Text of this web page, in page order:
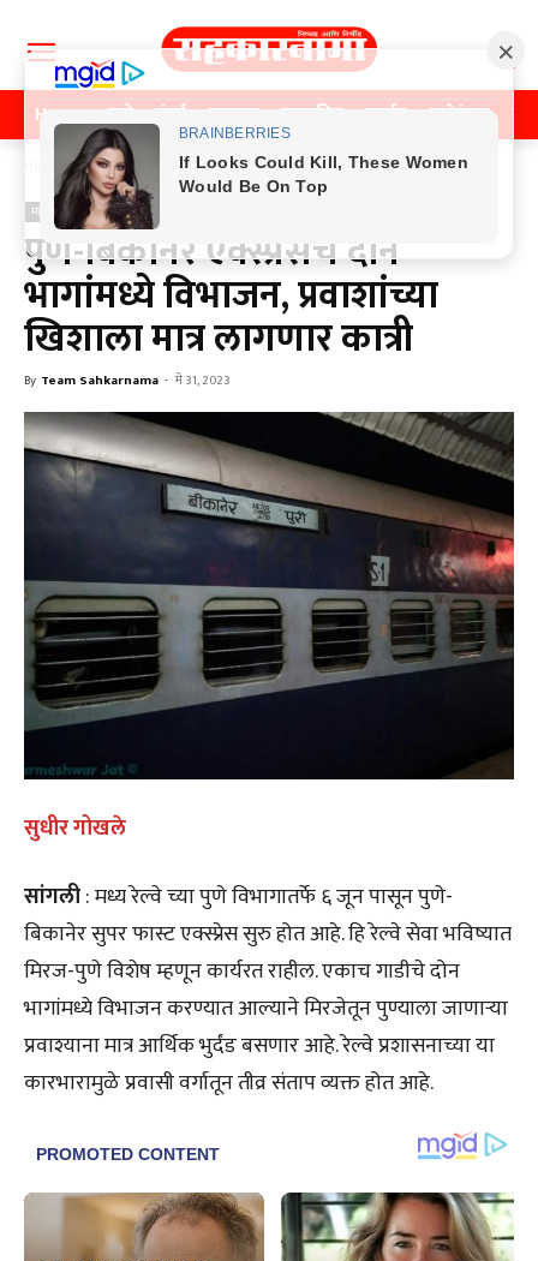
Home पुणे मुंबई महाराष्ट्र राजकीय क्राईम मनोरंजन
महाराष्ट्र
महाराष्ट्र
पुणे-बिकानेर एक्स्प्रेसचे दोन
भागांमध्ये विभाजन, प्रवाशांच्या
खिशाला मात्र लागणार कात्री
By Team Sahkarnama - मे 31, 2023
सुधीर गोखले
सांगली: मध्य रेल्वे च्या पुणे विभागातर्फे ६ जून पासून पुणे-
बिकानेर सुपर फास्ट एक्स्प्रेस सुरु होत आहे. हि रेल्वे सेवा भविष्यात
मिरज-पुणे विशेष म्हणून कार्यरत राहील. एकाच गाडीचे दोन
भागांमध्ये विभाजन करण्यात आल्याने मिरजेतून पुण्याला जाणाऱ्या
प्रवाश्याना मात्र आर्थिक भुर्दंड बसणार आहे. रेल्वे प्रशासनाच्या या
कारभारामुळे प्रवासी वर्गातून तीव्र संताप व्यक्त होत आहे.